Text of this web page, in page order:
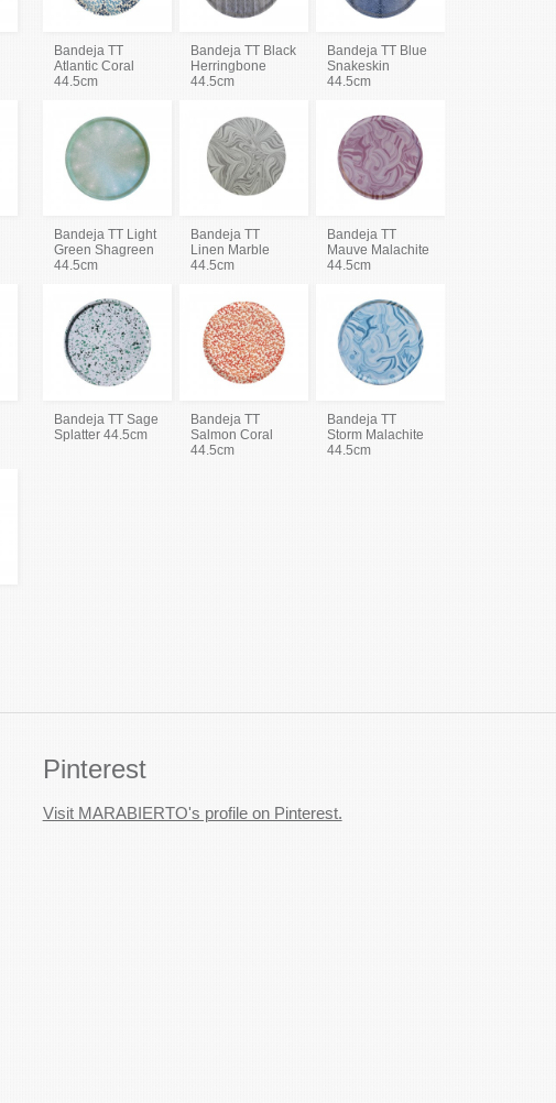
Bandeja TT
Atlantic Coral
44.5cm
Bandeja TT Black
Herringbone
44.5cm
Bandeja TT Blue
Snakeskin
44.5cm
Bandeja TT Light
Green Shagreen
44.5cm
Bandeja TT
Linen Marble
44.5cm
Bandeja TT
Mauve Malachite
44.5cm
Bandeja TT Sage
Splatter 44.5cm
Bandeja TT
Salmon Coral
44.5cm
Bandeja TT
Storm Malachite
44.5cm
Pinterest
Visit MARABIERTO's profile on Pinterest.